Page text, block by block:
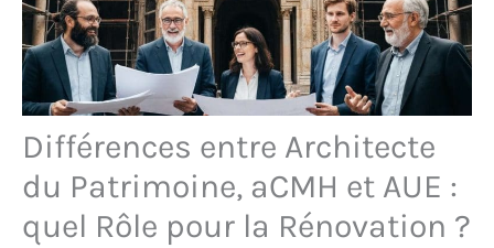
Différences entre Architecte
du Patrimoine, aCMH et AUE :
quel Rôle pour la Rénovation ?